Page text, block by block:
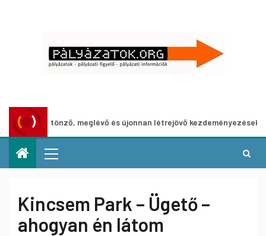
ösztönző, meglévő és újonnan létrejövő kezdeményezések
Kincsem Park – Ügető –
ahogyan én látom